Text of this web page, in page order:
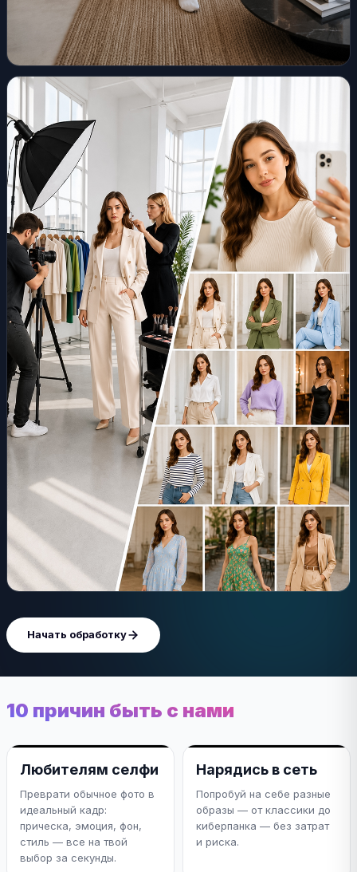
Начать обработку
10 причин быть с нами
Любителям селфи
Преврати обычное фото в
идеальный кадр:
прическа, эмоция, фон,
стиль — все на твой
выбор за секунды.
Нарядись в сеть
Попробуй на себе разные
образы — от классики до
киберпанка — без затрат
и риска.